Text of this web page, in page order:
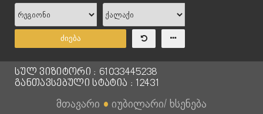
ძიება
სულ ვიზიტორი : 61033445238
განთავსებული სტატია : 12431
მთავარი ● იუბილარი/ ხსენება